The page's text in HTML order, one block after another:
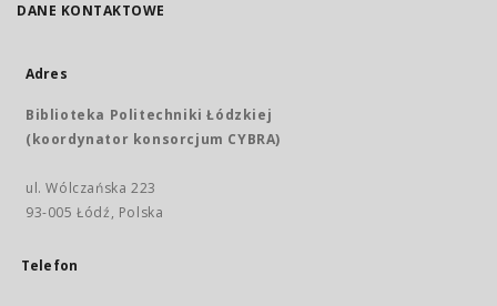
DANE KONTAKTOWE
Adres
Biblioteka Politechniki Łódzkiej
(koordynator konsorcjum CYBRA)
ul. Wólczańska 223
93-005 Łódź, Polska
Telefon